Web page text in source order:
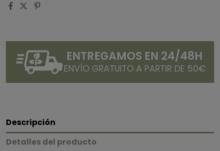
ENTREGAMOS EN 24/48H
ENVÍO GRATUITO A PARTIR DE 50€
Descripción
Detalles del producto